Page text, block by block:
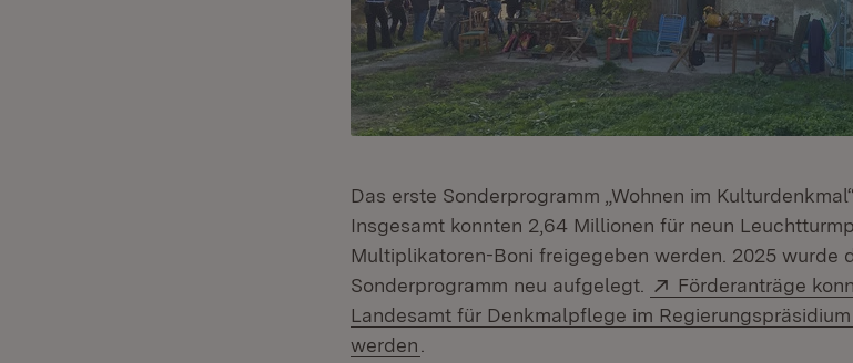
Das erste Sonderprogramm „Wohnen im
Insgesamt konnten 2,64 Millionen für neun
Multiplikatoren-Boni freigegeben werden. 2025 wurde
Sonderprogramm neu aufgelegt.
Extern:
Förderanträge
Landesamt für Denkmalpflege im
werden